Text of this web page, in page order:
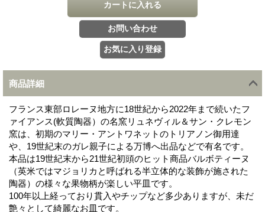
商品詳細
フランス東部ロレーヌ地方に18世紀から2022年まで続いたフ
ァイアンス(軟質陶器）の名窯リュネヴィル＆サン・クレモン
窯は、初期のマリー・アントワネットのトリアノン御用達
や、19世紀末のガレ親子による万博へ出品などで有名です。
本品は19世紀末から21世紀初頭のヒット商品バルボティーヌ
（英米ではマジョリカと呼ばれる半立体的な装飾が施された
陶器）の様々な果物柄が楽しい平皿です。
100年以上経っており貫入やチップなど多少ありますが、未だ
艶々として綺麗なお皿です。